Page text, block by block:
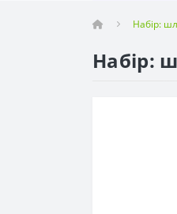
Набір:
Набір: